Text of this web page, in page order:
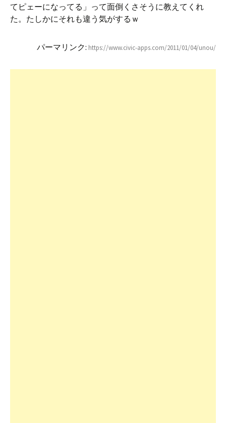
てピェーになってる」って面倒くさそうに教えてくれ
た。たしかにそれも違う気がするｗ
パーマリンク: https://www.civic-apps.com/2011/01/04/unou/